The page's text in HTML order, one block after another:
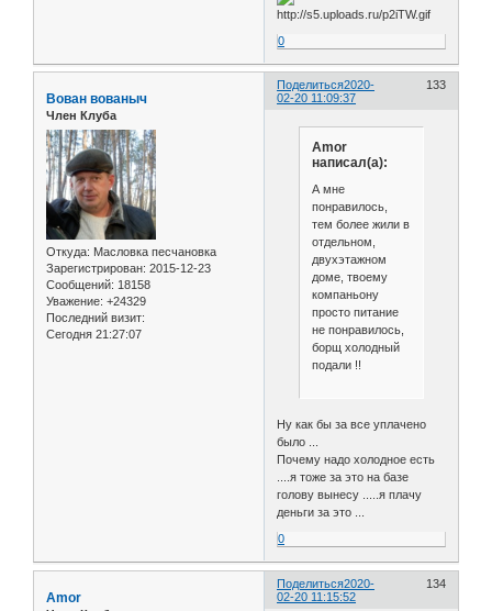
0
Поделиться 133
2020-
02-20 11:09:37
Вован вованыч
Член Клуба
Откуда: Масловка песчановка
Зарегистрирован: 2015-12-23
Сообщений: 18158
Уважение: +24329
Последний визит:
Сегодня 21:27:07
Amor
написал(а):
А мне
понравилось,
тем более жили в
отдельном,
двухэтажном
доме, твоему
компаньону
просто питание
не понравилось,
борщ холодный
подали !!
Ну как бы за все уплачено
было ...
Почему надо холодное есть
....я тоже за это на базе
голову вынесу .....я плачу
деньги за это ...
0
Поделиться 134
2020-
02-20 11:15:52
Amor